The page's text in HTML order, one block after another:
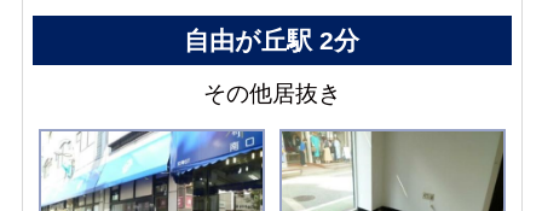
自由が丘駅 2分
その他居抜き